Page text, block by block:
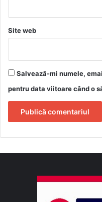
Site web
Salvează-mi numele,
pentru data viitoare când o